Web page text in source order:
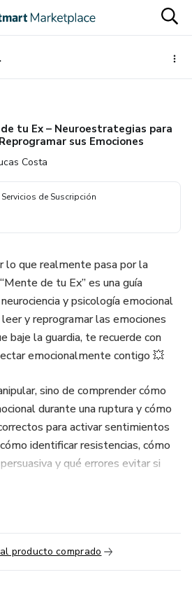
Emociones
tu Ex – Neuroestrategias para
sus Emociones
Costa
de Suscripción
lo que realmente pasa por la
de tu Ex” es una guía
y psicología emocional
y reprogramar las emociones
baje la guardia, te recuerde con
emocionalmente contigo 💥
sino de comprender cómo
durante una ruptura y cómo
para activar sentimientos
identificar resistencias, cómo
y qué errores evitar si
el lenguaje subconsciente para
tuya en su mente. Si tu ex está
este material es para ti.
producto comprado